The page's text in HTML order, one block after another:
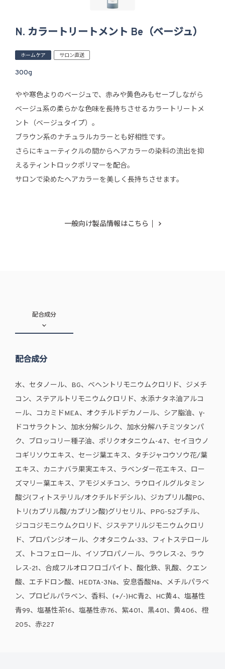
N. カラートリートメント Be（ベージュ）
ホームケア サロン直送
300g
やや寒色よりのベージュで、赤みや黄色みもセーブしながら
ベージュ系の柔らかな色味を長持ちさせるカラートリートメ
ント（ベージュタイプ）。
ブラウン系のナチュラルカラーとも好相性です。
さらにキューティクルの間からヘアカラーの染料の流出を抑
えるティントロックポリマーを配合。
サロンで染めたヘアカラーを美しく長持ちさせます。
一般向け製品情報はこちら
配合成分
配合成分
水、セタノール、BG、ベヘントリモニウムクロリド、ジメチ
コン、ステアルトリモニウムクロリド、水添ナタネ油アルコ
ール、コカミドMEA、オクチルドデカノール、シア脂油、γ-
ドコサラクトン、加水分解シルク、加水分解ハチミツタンパ
ク、ブロッコリー種子油、ポリクオタニウム-47、セイヨウノ
コギリソウエキス、セージ葉エキス、タチジャコウソウ花/葉
エキス、カニナバラ果実エキス、ラベンダー花エキス、ロー
ズマリー葉エキス、アモジメチコン、ラウロイルグルタミン
酸ジ(フィトステリル/オクチルドデシル)、ジカプリル酸PG、
トリ(カプリル酸/カプリン酸)グリセリル、PPG-52ブチル、
ジココジモニウムクロリド、ジステアリルジモニウムクロリ
ド、プロパンジオール、クオタニウム-33、フィトステロール
ズ、トコフェロール、イソプロパノール、ラウレス-2、ラウ
レス-21、合成フルオロフロゴパイト、酸化鉄、乳酸、クエン
酸、エチドロン酸、HEDTA-3Na、安息香酸Na、メチルパラベ
ン、プロピルパラベン、香料、(+/-)HC青2、HC黄4、塩基性
青99、塩基性茶16、塩基性赤76、紫401、黒401、黄406、橙
205、赤227